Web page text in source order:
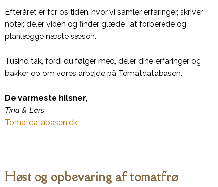
Efteråret er for os tiden, hvor vi samler erfaringer, skriver
noter, deler viden og finder glæde i at forberede og
planlægge næste sæson.
Tusind tak, fordi du følger med, deler dine erfaringer og
bakker op om vores arbejde på Tomatdatabasen.
De varmeste hilsner,
Tina & Lars
Tomatdatabasen.dk
Høst og opbevaring af tomatfrø